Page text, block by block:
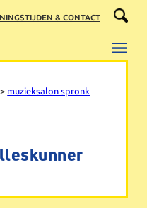
& CONTACT
muzieksalon spronk